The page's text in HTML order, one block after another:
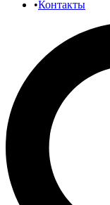
Контакты